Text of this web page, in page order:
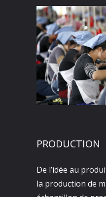
PRODUCTION
De l’idée au
la production de